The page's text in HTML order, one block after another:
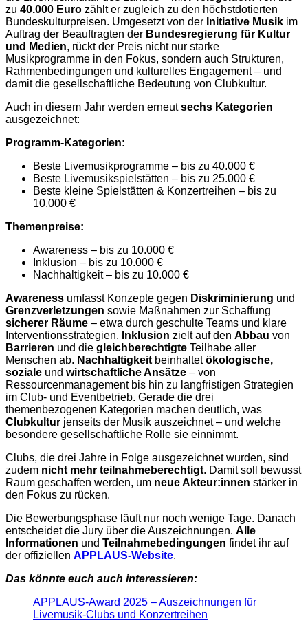
zu 40.000 Euro zählt er zugleich zu den höchstdotierten
Bundeskulturpreisen. Umgesetzt von der Initiative Musik im
Auftrag der Beauftragten der Bundesregierung für Kultur
und Medien, rückt der Preis nicht nur starke
Musikprogramme in den Fokus, sondern auch Strukturen,
Rahmenbedingungen und kulturelles Engagement – und
damit die gesellschaftliche Bedeutung von Clubkultur.
Auch in diesem Jahr werden erneutsechs Kategorien
ausgezeichnet:
Programm-Kategorien:
Beste Livemusikprogramme – bis zu 40.000 €
Beste Livemusikspielstätten – bis zu 25.000 €
Beste kleine Spielstätten & Konzertreihen – bis zu
10.000 €
Themenpreise:
Awareness – bis zu 10.000 €
Inklusion – bis zu 10.000 €
Nachhaltigkeit – bis zu 10.000 €
Awareness umfasst Konzepte gegen Diskriminierung und
Grenzverletzungen sowie Maßnahmen zur Schaffung
sicherer Räume – etwa durch geschulte Teams und klare
Interventionsstrategien. Inklusion zielt auf den Abbau von
Barrieren und die gleichberechtigte Teilhabe aller
Menschen ab. Nachhaltigkeit beinhaltetökologische,
soziale und wirtschaftliche Ansätze – von
Ressourcenmanagement bis hin zu langfristigen Strategien
im Club- und Eventbetrieb. Gerade die drei
themenbezogenen Kategorien machen deutlich, was
Clubkultur jenseits der Musik auszeichnet – und welche
besondere gesellschaftliche Rolle sie einnimmt.
Clubs, die drei Jahre in Folge ausgezeichnet wurden, sind
zudem nicht mehr teilnahmeberechtigt. Damit soll bewusst
Raum geschaffen werden, um neue Akteur:innen stärker in
den Fokus zu rücken.
Die Bewerbungsphase läuft nur noch wenige Tage. Danach
entscheidet die Jury über die Auszeichnungen. Alle
Informationen und Teilnahmebedingungen findet ihr auf
der offiziellen APPLAUS-Website.
Das könnte euch auch interessieren:
APPLAUS-Award 2025 – Auszeichnungen für
Livemusik-Clubs und Konzertreihen